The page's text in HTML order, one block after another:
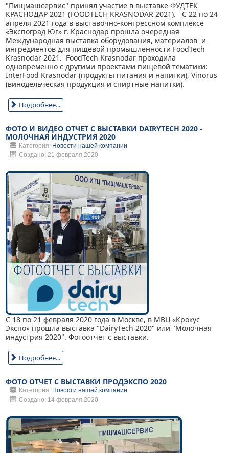
"Пищмашсервис" принял участие в выставке ФУДТЕК
КРАСНОДАР 2021 (FOODTECH KRASNODAR 2021). С 22 по 24
апреля 2021 года в выставочно-конгрессном комплексе
«Экспоград Юг» г. Краснодар прошла очередная
Международная выставка оборудования, материалов и
ингредиентов для пищевой промышленности FoodTech
Krasnodar 2021. FoodTech Krasnodar проходила
одновременно с другими проектами пищевой тематики:
InterFood Krasnodar (продукты питания и напитки), Vinorus
(винодельческая продукция и спиртные напитки).
Подробнее...
ФОТО И ВИДЕО ОТЧЕТ С ВЫСТАВКИ DAIRYTECH 2020 -
МОЛОЧНАЯ ИНДУСТРИЯ 2020
Категория: Новости нашей компании
Создано: 21 февраля 2020
С 18 по 21 февраля 2020 года в Москве, в МВЦ «Крокус
Экспо» прошла выставка "DairyTech 2020" или "Молочная
индустрия 2020". Фотоотчет с выставки.
Подробнее...
ФОТО ОТЧЕТ С ВЫСТАВКИ ПРОДЭКСПО 2020
Категория: Новости нашей компании
Создано: 14 февраля 2020